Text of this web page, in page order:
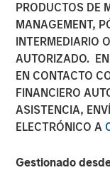
PRODUCTOS DE
MANAGEMENT,
INTERMEDIARIO
AUTORIZADO.
EN CONTACTO
FINANCIERO
ASISTENCIA,
ELECTRÓNICO A
Gestionado
The
Deepest
17 OCTUBRE
One year after its